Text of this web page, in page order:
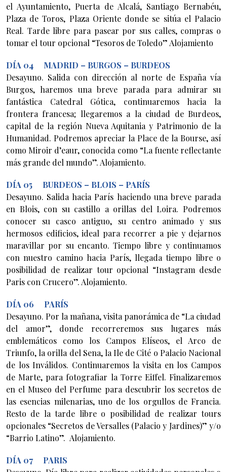
el Ayuntamiento, Puerta de Alcalá, Santiago Bernabéu,
Plaza de Toros, Plaza Oriente donde se sitúa el Palacio
Real. Tarde libre para pasear por sus calles, compras o
tomar el tour opcional “Tesoros de Toledo” Alojamiento
DÍA 04 MADRID – BURGOS – BURDEOS
Desayuno. Salida con dirección al norte de España vía
Burgos, haremos una breve parada para admirar su
fantástica Catedral Gótica, continuaremos hacia la
frontera francesa; llegaremos a la ciudad de Burdeos,
capital de la región Nueva Aquitania y Patrimonio de la
Humanidad. Podremos apreciar la Place de la Bourse, así
como Miroir d’eaur, conocida como “La fuente reflectante
más grande del mundo”. Alojamiento.
DÍA 05 BURDEOS – BLOIS – PARÍS
Desayuno. Salida hacia París haciendo una breve parada
en Blois, con su castillo a orillas del Loira. Podremos
conocer su casco antiguo, su centro animado y sus
hermosos edificios, ideal para recorrer a pie y dejarnos
maravillar por su encanto. Tiempo libre y continuamos
con nuestro camino hacia París, llegada tiempo libre o
posibilidad de realizar tour opcional “Instagram desde
Paris con Crucero”. Alojamiento.
DÍA 06 PARÍS
Desayuno. Por la mañana, visita panorámica de “La ciudad
del amor”, donde recorreremos sus lugares más
emblemáticos como los Campos Elíseos, el Arco de
Triunfo, la orilla del Sena, la Ile de Cité o Palacio Nacional
de los Inválidos. Continuaremos la visita en los Campos
de Marte, para fotografiar la Torre Eiffel. Finalizaremos
en el Museo del Perfume para descubrir los secretos de
las esencias milenarias, uno de los orgullos de Francia.
Resto de la tarde libre o posibilidad de realizar tours
opcionales “Secretos de Versalles (Palacio y Jardines)” y/o
“Barrio Latino”. Alojamiento.
DÍA 07 PARIS